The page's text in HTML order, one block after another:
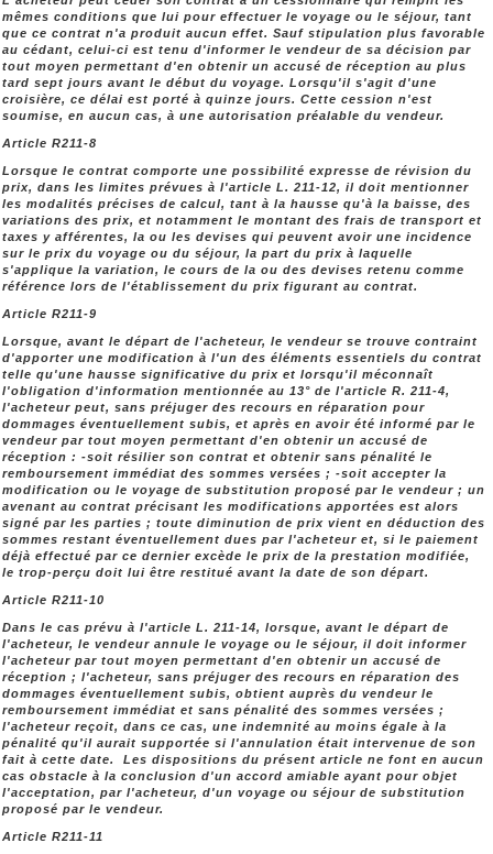
mêmes conditions que lui pour effectuer le voyage ou le séjour, tant
que ce contrat n'a produit aucun effet. Sauf stipulation plus favorable
au cédant, celui-ci est tenu d'informer le vendeur de sa décision par
tout moyen permettant d'en obtenir un accusé de réception au plus
tard sept jours avant le début du voyage. Lorsqu'il s'agit d'une
croisière, ce délai est porté à quinze jours. Cette cession n'est
soumise, en aucun cas, à une autorisation préalable du vendeur.
Article R211-8
Lorsque le contrat comporte une possibilité expresse de révision du
prix, dans les limites prévues à l'article L. 211-12, il doit mentionner
les modalités précises de calcul, tant à la hausse qu'à la baisse, des
variations des prix, et notamment le montant des frais de transport et
taxes y afférentes, la ou les devises qui peuvent avoir une incidence
sur le prix du voyage ou du séjour, la part du prix à laquelle
s'applique la variation, le cours de la ou des devises retenu comme
référence lors de l'établissement du prix figurant au contrat.
Article R211-9
Lorsque, avant le départ de l'acheteur, le vendeur se trouve contraint
d'apporter une modification à l'un des éléments essentiels du contrat
telle qu'une hausse significative du prix et lorsqu'il méconnaît
l'obligation d'information mentionnée au 13° de l'article R. 211-4,
l'acheteur peut, sans préjuger des recours en réparation pour
dommages éventuellement subis, et après en avoir été informé par le
vendeur par tout moyen permettant d'en obtenir un accusé de
réception : -soit résilier son contrat et obtenir sans pénalité le
remboursement immédiat des sommes versées ; -soit accepter la
modification ou le voyage de substitution proposé par le vendeur ; un
avenant au contrat précisant les modifications apportées est alors
signé par les parties ; toute diminution de prix vient en déduction des
sommes restant éventuellement dues par l'acheteur et, si le paiement
déjà effectué par ce dernier excède le prix de la prestation modifiée,
le trop-perçu doit lui être restitué avant la date de son départ.
Article R211-10
Dans le cas prévu à l'article L. 211-14, lorsque, avant le départ de
l'acheteur, le vendeur annule le voyage ou le séjour, il doit informer
l'acheteur par tout moyen permettant d'en obtenir un accusé de
réception ; l'acheteur, sans préjuger des recours en réparation des
dommages éventuellement subis, obtient auprès du vendeur le
remboursement immédiat et sans pénalité des sommes versées ;
l'acheteur reçoit, dans ce cas, une indemnité au moins égale à la
pénalité qu'il aurait supportée si l'annulation était intervenue de son
fait à cette date. Les dispositions du présent article ne font en aucun
cas obstacle à la conclusion d'un accord amiable ayant pour objet
l'acceptation, par l'acheteur, d'un voyage ou séjour de substitution
proposé par le vendeur.
Article R211-11